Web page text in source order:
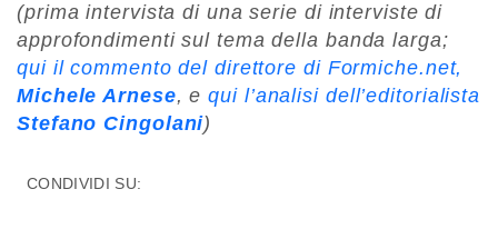
(prima intervista di una serie di interviste di
approfondimenti sul tema della banda larga;
qui il commento del direttore di Formiche.net,
Michele Arnese, equi l’analisi dell’editorialista
Stefano Cingolani)
CONDIVIDI SU: